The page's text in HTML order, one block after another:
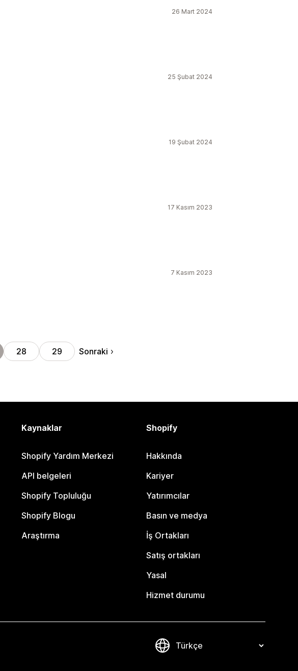
26 Mart 2024
25 Şubat 2024
19 Şubat 2024
17 Kasım 2023
7 Kasım 2023
28 29 Sonraki
Kaynaklar
Shopify Yardım Merkezi
API belgeleri
Shopify Topluluğu
Shopify Blogu
Araştırma
Shopify
Hakkında
Kariyer
Yatırımcılar
Basın ve medya
İş Ortakları
Satış ortakları
Yasal
Hizmet durumu